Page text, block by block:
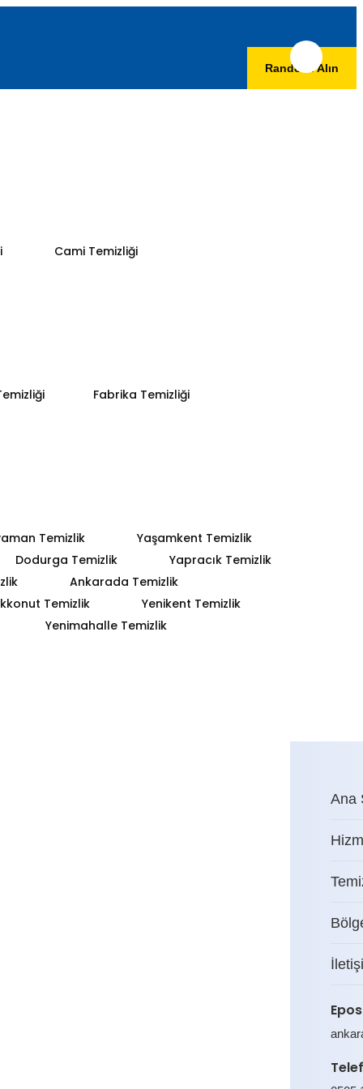
Randevu Alın
Cami Temizliği
Fabrika Temizliği
Temizlik
Yaşamkent Temizlik
Dodurga Temizlik
Yapracık Temizlik
Ankarada Temizlik
Temizlik
Yenikent Temizlik
Yenimahalle Temizlik
Ana